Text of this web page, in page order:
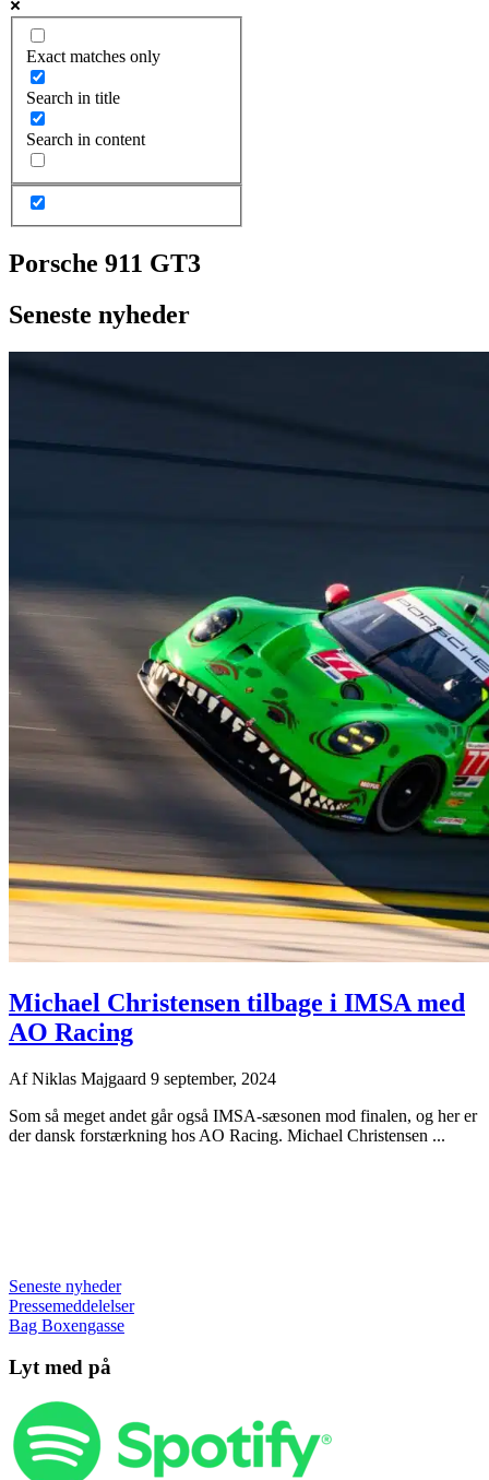
Exact matches only
Search in title
Search in content
Porsche 911 GT3
Seneste nyheder
Michael Christensen tilbage i IMSA med
AO Racing
AfNiklas Majgaard 9 september, 2024
Som så meget andet går også IMSA-sæsonen mod finalen, og her er
der dansk forstærkning hos AO Racing. Michael Christensen ...
Seneste nyheder
Pressemeddelelser
Bag Boxengasse
Lyt med på